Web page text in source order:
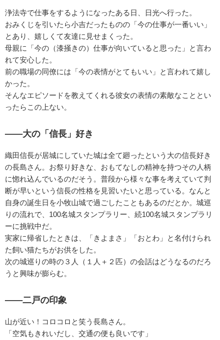
浄法寺で仕事をするようになったある日、日光へ行った。
おみくじを引いたら小吉だったものの「今の仕事が一番いい」
とあり、嬉しくて友達に見せまくった。
母親に「今の（漆掻きの）仕事が向いていると思った」と言わ
れて安心した。
前の職場の同僚には「今の表情がとてもいい」と言われて嬉し
かった。
そんなエピソードを教えてくれる彼女の表情の素敵なこととい
ったらこの上ない。
——大の「信長」好き
織田信長が居城にしていた城は全て廻ったという大の信長好き
の長島さん。お祭り好きな、おもてなしの精神を持つその人柄
に惚れ込んでいるのだそう。普段から様々な事を考えていて判
断が早いという信長の性格を見習いたいと思っている。なんと
自身の誕生日を小牧山城で過ごしたこともあるのだとか。城巡
りの流れで、100名城スタンプラリー、続100名城スタンプラリ
ーに挑戦中だ。
実家に帰省したときは、「きよまさ」「おとわ」と名付けられ
た飼い猫たちがお供をした。
次の城巡りの時の３人（１人＋２匹）の会話はどうなるのだろ
うと興味が膨らむ。
——二戸の印象
山が近い！コロコロと笑う長島さん。
「空気もきれいだし、交通の便も良いです」